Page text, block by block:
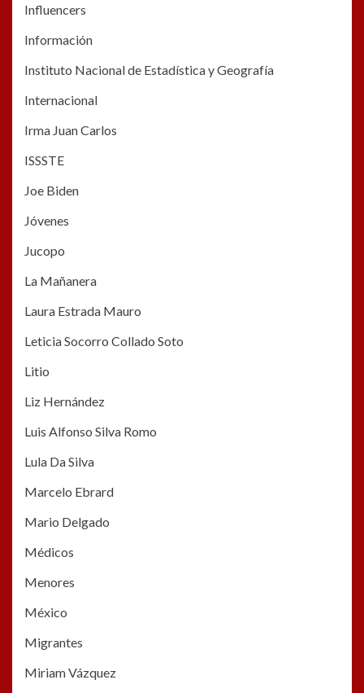
Influencers
Información
Instituto Nacional de Estadística y Geografía
Internacional
Irma Juan Carlos
ISSSTE
Joe Biden
Jóvenes
Jucopo
La Mañanera
Laura Estrada Mauro
Leticia Socorro Collado Soto
Litio
Liz Hernández
Luis Alfonso Silva Romo
Lula Da Silva
Marcelo Ebrard
Mario Delgado
Médicos
Menores
México
Migrantes
Miriam Vázquez